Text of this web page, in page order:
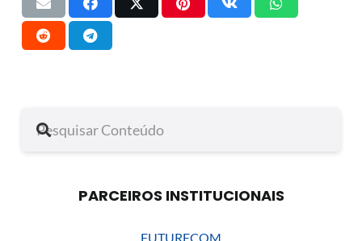
PARCEIROS INSTITUCIONAIS
FUTURECOM